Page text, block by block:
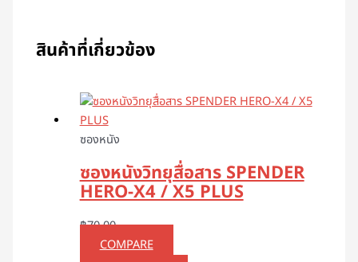
สินค้าที่เกี่ยวข้อง
ซองหนัง
ซองหนังวิทยุสื่อสาร SPENDER
HERO-X4 / X5 PLUS
฿70.00
COMPARE